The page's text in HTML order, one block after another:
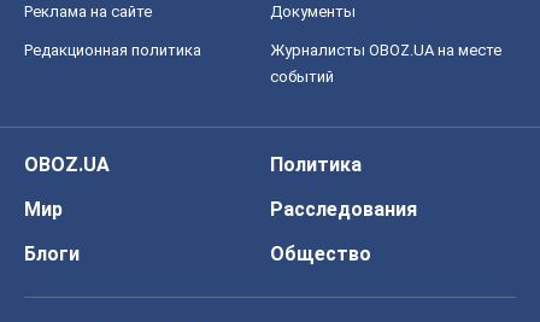
Реклама на сайте Документы
Редакционная политика
Журналисты OBOZ.UA на месте
событий
OBOZ.UA
Политика
Мир
Расследования
Блоги
Общество